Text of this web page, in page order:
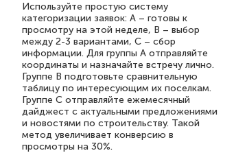
Используйте простую систему
категоризации заявок: A – готовы к
просмотру на этой неделе, B – выбор
между 2-3 вариантами, C – сбор
информации. Для группы A отправляйте
координаты и назначайте встречу лично.
Группе B подготовьте сравнительную
таблицу по интересующим их поселкам.
Группе C отправляйте ежемесячный
дайджест с актуальными предложениями
и новостями по строительству. Такой
метод увеличивает конверсию в
просмотры на 30%.